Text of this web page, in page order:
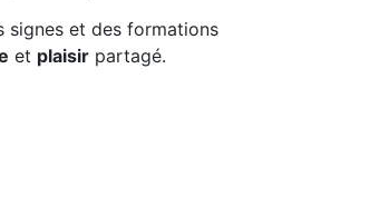
signes et des formations
et plaisir partagé.